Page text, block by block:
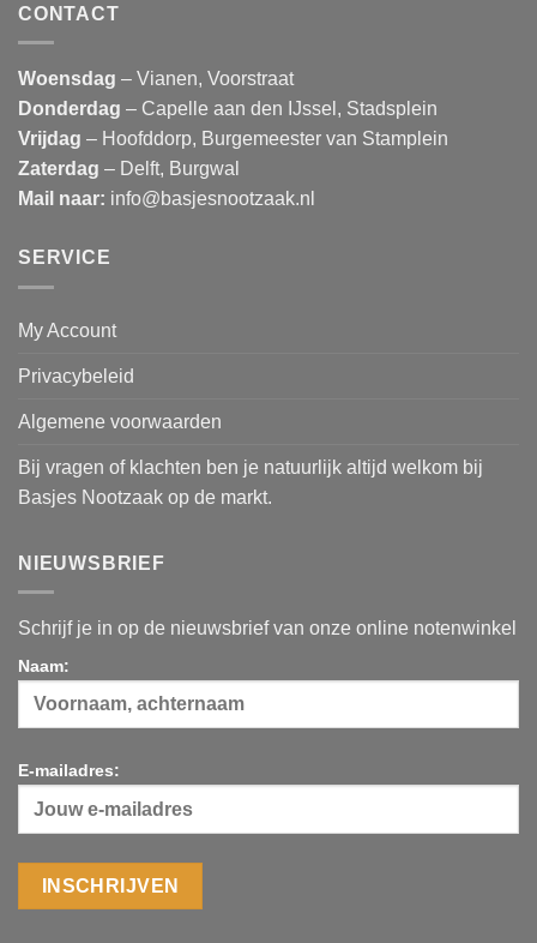
CONTACT
Woensdag – Vianen, Voorstraat
Donderdag – Capelle aan den IJssel, Stadsplein
Vrijdag – Hoofddorp, Burgemeester van Stamplein
Zaterdag – Delft, Burgwal
Mail naar: info@basjesnootzaak.nl
SERVICE
My Account
Privacybeleid
Algemene voorwaarden
Bij vragen of klachten ben je natuurlijk altijd welkom bij
Basjes Nootzaak op de markt.
NIEUWSBRIEF
Schrijf je in op de nieuwsbrief van onze online notenwinkel
Naam:
E-mailadres: